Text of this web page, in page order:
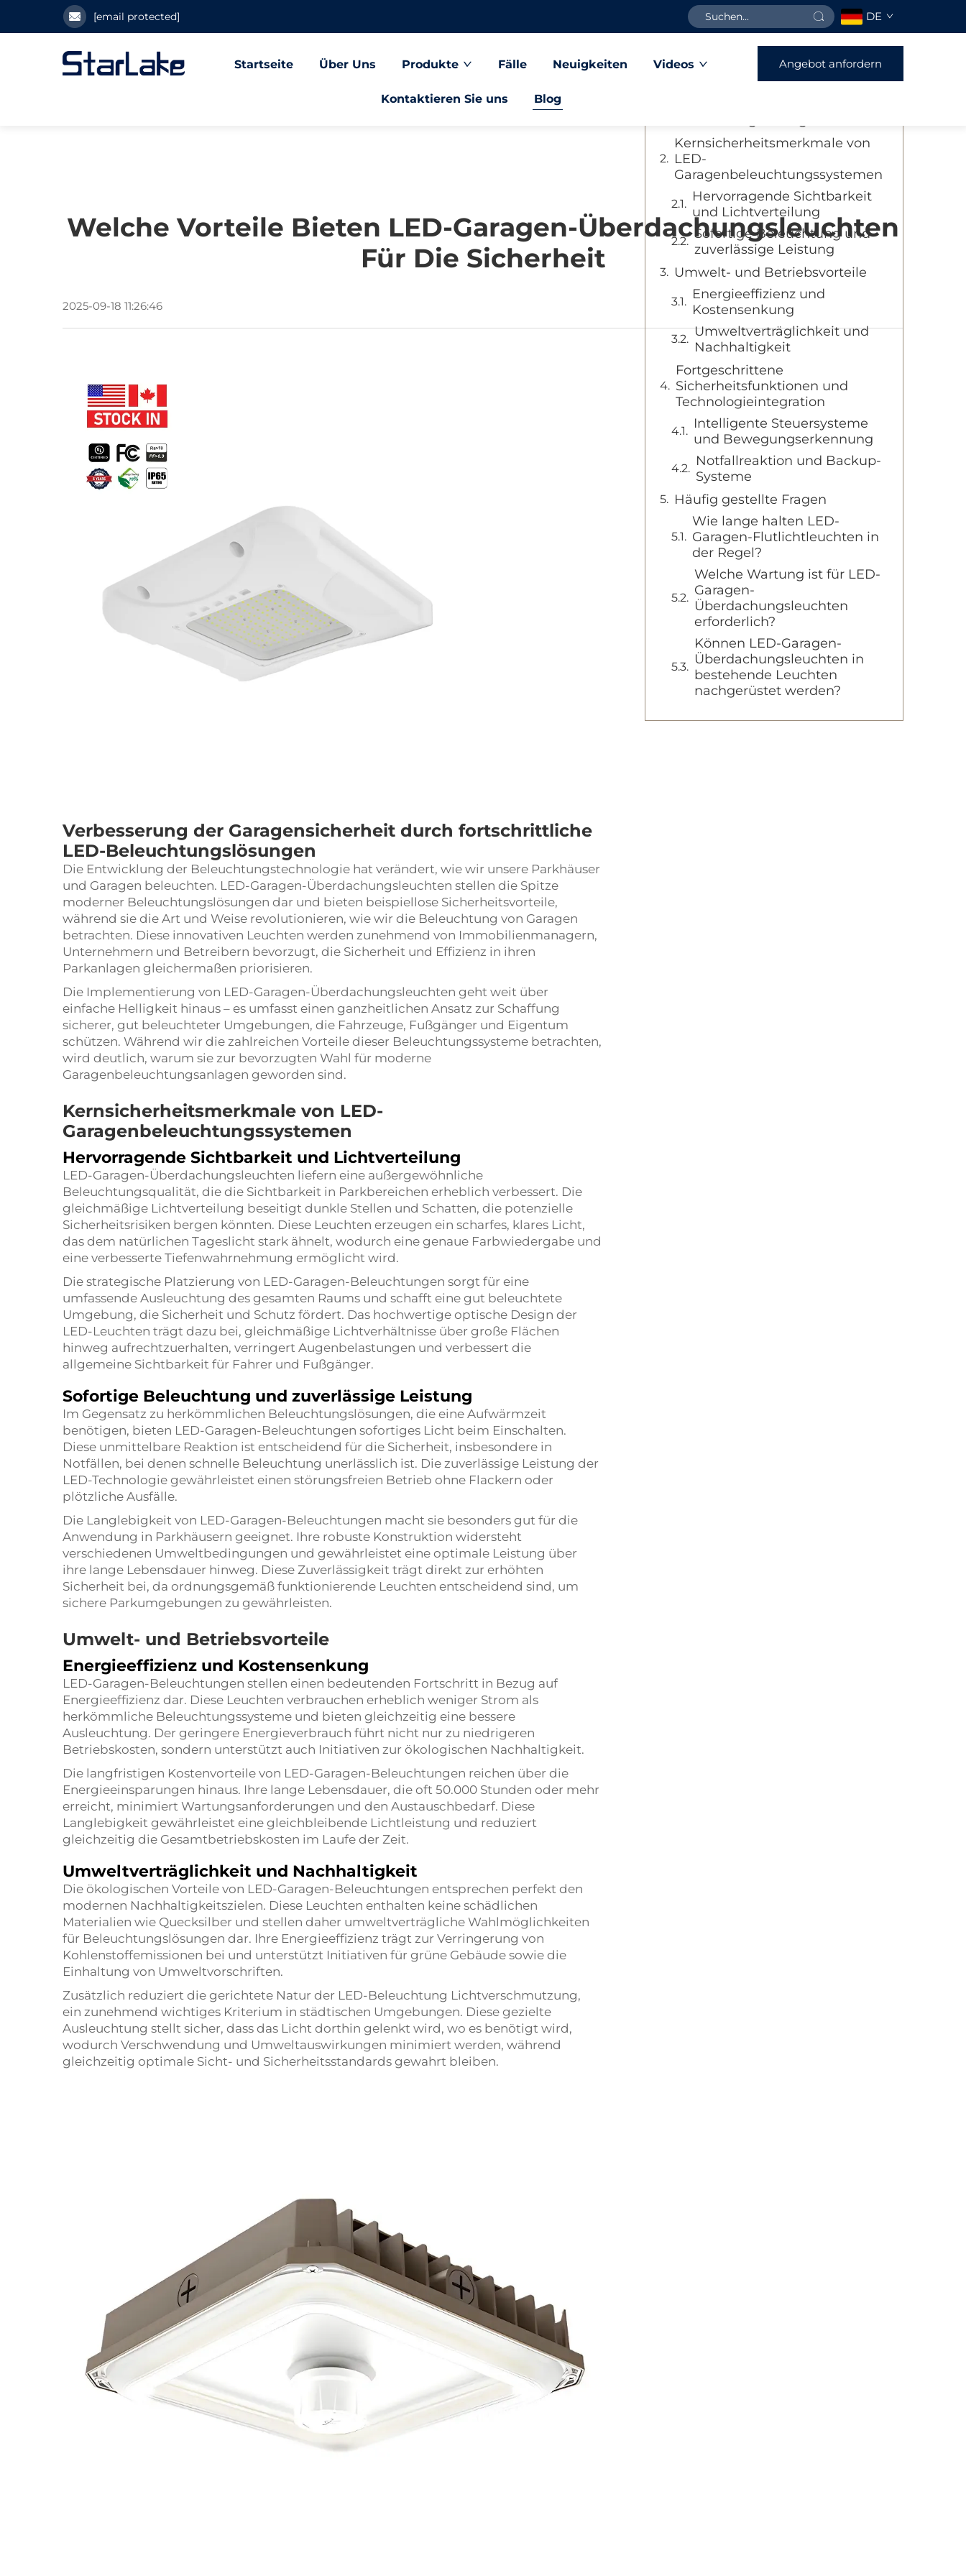
[email protected] DE
Startseite Über Uns Produkte Fälle Neuigkeiten Videos
Kontaktieren Sie uns Blog
Angebot anfordern
Welche Vorteile Bieten LED-Garagen-Überdachungsleuchten
Für Die Sicherheit
2025-09-18 11:26:46
Verbesserung der Garagensicherheit durch fortschrittliche
LED-Beleuchtungslösungen
Die Entwicklung der Beleuchtungstechnologie hat verändert, wie wir unsere Parkhäuser
und Garagen beleuchten. LED-Garagen-Überdachungsleuchten stellen die Spitze
moderner Beleuchtungslösungen dar und bieten beispiellose Sicherheitsvorteile,
während sie die Art und Weise revolutionieren, wie wir die Beleuchtung von Garagen
betrachten. Diese innovativen Leuchten werden zunehmend von Immobilienmanagern,
Unternehmern und Betreibern bevorzugt, die Sicherheit und Effizienz in ihren
Parkanlagen gleichermaßen priorisieren.
Die Implementierung von LED-Garagen-Überdachungsleuchten geht weit über
einfache Helligkeit hinaus – es umfasst einen ganzheitlichen Ansatz zur Schaffung
sicherer, gut beleuchteter Umgebungen, die Fahrzeuge, Fußgänger und Eigentum
schützen. Während wir die zahlreichen Vorteile dieser Beleuchtungssysteme betrachten,
wird deutlich, warum sie zur bevorzugten Wahl für moderne
Garagenbeleuchtungsanlagen geworden sind.
Kernsicherheitsmerkmale von LED-
Garagenbeleuchtungssystemen
Hervorragende Sichtbarkeit und Lichtverteilung
LED-Garagen-Überdachungsleuchten liefern eine außergewöhnliche
Beleuchtungsqualität, die die Sichtbarkeit in Parkbereichen erheblich verbessert. Die
gleichmäßige Lichtverteilung beseitigt dunkle Stellen und Schatten, die potenzielle
Sicherheitsrisiken bergen könnten. Diese Leuchten erzeugen ein scharfes, klares Licht,
das dem natürlichen Tageslicht stark ähnelt, wodurch eine genaue Farbwiedergabe und
eine verbesserte Tiefenwahrnehmung ermöglicht wird.
Die strategische Platzierung von LED-Garagen-Beleuchtungen sorgt für eine
umfassende Ausleuchtung des gesamten Raums und schafft eine gut beleuchtete
Umgebung, die Sicherheit und Schutz fördert. Das hochwertige optische Design der
LED-Leuchten trägt dazu bei, gleichmäßige Lichtverhältnisse über große Flächen
hinweg aufrechtzuerhalten, verringert Augenbelastungen und verbessert die
allgemeine Sichtbarkeit für Fahrer und Fußgänger.
Sofortige Beleuchtung und zuverlässige Leistung
Im Gegensatz zu herkömmlichen Beleuchtungslösungen, die eine Aufwärmzeit
benötigen, bieten LED-Garagen-Beleuchtungen sofortiges Licht beim Einschalten.
Diese unmittelbare Reaktion ist entscheidend für die Sicherheit, insbesondere in
Notfällen, bei denen schnelle Beleuchtung unerlässlich ist. Die zuverlässige Leistung der
LED-Technologie gewährleistet einen störungsfreien Betrieb ohne Flackern oder
plötzliche Ausfälle.
Die Langlebigkeit von LED-Garagen-Beleuchtungen macht sie besonders gut für die
Anwendung in Parkhäusern geeignet. Ihre robuste Konstruktion widersteht
verschiedenen Umweltbedingungen und gewährleistet eine optimale Leistung über
ihre lange Lebensdauer hinweg. Diese Zuverlässigkeit trägt direkt zur erhöhten
Sicherheit bei, da ordnungsgemäß funktionierende Leuchten entscheidend sind, um
sichere Parkumgebungen zu gewährleisten.
Umwelt- und Betriebsvorteile
Energieeffizienz und Kostensenkung
LED-Garagen-Beleuchtungen stellen einen bedeutenden Fortschritt in Bezug auf
Energieeffizienz dar. Diese Leuchten verbrauchen erheblich weniger Strom als
herkömmliche Beleuchtungssysteme und bieten gleichzeitig eine bessere
Ausleuchtung. Der geringere Energieverbrauch führt nicht nur zu niedrigeren
Betriebskosten, sondern unterstützt auch Initiativen zur ökologischen Nachhaltigkeit.
Die langfristigen Kostenvorteile von LED-Garagen-Beleuchtungen reichen über die
Energieeinsparungen hinaus. Ihre lange Lebensdauer, die oft 50.000 Stunden oder mehr
erreicht, minimiert Wartungsanforderungen und den Austauschbedarf. Diese
Langlebigkeit gewährleistet eine gleichbleibende Lichtleistung und reduziert
gleichzeitig die Gesamtbetriebskosten im Laufe der Zeit.
Umweltverträglichkeit und Nachhaltigkeit
Die ökologischen Vorteile von LED-Garagen-Beleuchtungen entsprechen perfekt den
modernen Nachhaltigkeitszielen. Diese Leuchten enthalten keine schädlichen
Materialien wie Quecksilber und stellen daher umweltverträgliche Wahlmöglichkeiten
für Beleuchtungslösungen dar. Ihre Energieeffizienz trägt zur Verringerung von
Kohlenstoffemissionen bei und unterstützt Initiativen für grüne Gebäude sowie die
Einhaltung von Umweltvorschriften.
Zusätzlich reduziert die gerichtete Natur der LED-Beleuchtung Lichtverschmutzung,
ein zunehmend wichtiges Kriterium in städtischen Umgebungen. Diese gezielte
Ausleuchtung stellt sicher, dass das Licht dorthin gelenkt wird, wo es benötigt wird,
wodurch Verschwendung und Umweltauswirkungen minimiert werden, während
gleichzeitig optimale Sicht- und Sicherheitsstandards gewahrt bleiben.
Inhaltsverzeichnis
Verbesserung der
Kernsicherheitsmerkmale von
LED-
Garagenbeleuchtungssystemen
Hervorragende Sichtbarkeit
und Lichtverteilung
Sofortige Beleuchtung und
zuverlässige Leistung
Umwelt- und Betriebsvorteile
Energieeffizienz und
Kostensenkung
Umweltverträglichkeit und
Nachhaltigkeit
Fortgeschrittene
Sicherheitsfunktionen und
Technologieintegration
Intelligente Steuersysteme
und Bewegungserkennung
Notfallreaktion und Backup-
Systeme
Häufig gestellte Fragen
Wie lange halten LED-
Garagen-Flutlichtleuchten in
der Regel?
Welche Wartung ist für LED-
Garagen-
Überdachungsleuchten
erforderlich?
Können LED-Garagen-
Überdachungsleuchten in
bestehende Leuchten
nachgerüstet werden?